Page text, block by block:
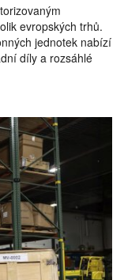
evropských trhů.
jednotek nabízí
díly a rozsáhlé